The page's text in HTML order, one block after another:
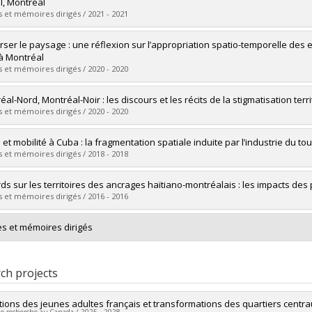
:M.A.
le document dans Papyrus
et mémoires dirigés / 2021 - 2021
:Reiser, Chloé
Doctoral
:Ph. D.
le document dans Papyrus
le paysage : une réflexion sur l’appropriation spatio-temporelle des
Montréal
et mémoires dirigés / 2020 - 2020
:Baumann-Lapierre, Yannick
Master's
:M.A.
le document dans Papyrus
Nord, Montréal-Noir : les discours et les récits de la stigmatisation
et mémoires dirigés / 2020 - 2020
:Vogler, Antoine
Master's
:M. Sc.
le document dans Papyrus
et mobilité à Cuba : la fragmentation spatiale induite par l’industrie du
et mémoires dirigés / 2018 - 2018
:Deschamps-Band, Mariève
Master's
:M. Sc.
le document dans Papyrus
sur les territoires des ancrages haïtiano-montréalais : les impacts
et mémoires dirigés / 2016 - 2016
:Lanno-Cyr, Sophie
et mémoires dirigés
projects
des jeunes adultes français et transformations des quartiers